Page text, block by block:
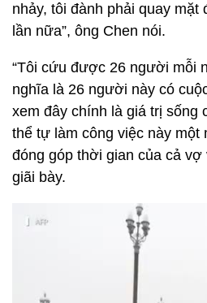
nhảy, tôi đành phải quay mặt
lần nữa”, ông Chen nói.
“Tôi cứu được 26 người mỗi
nghĩa là 26 người này có
xem đây chính là giá trị sống
thể tự làm công việc này một
đóng góp thời gian của cả vợ
giãi bày.